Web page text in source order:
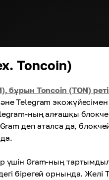
Toncoin)
бұрын Toncoin (TON)
Telegram
ның алғашқы
деп аталса да,
үшін Gram-ның
бірегей орнында.